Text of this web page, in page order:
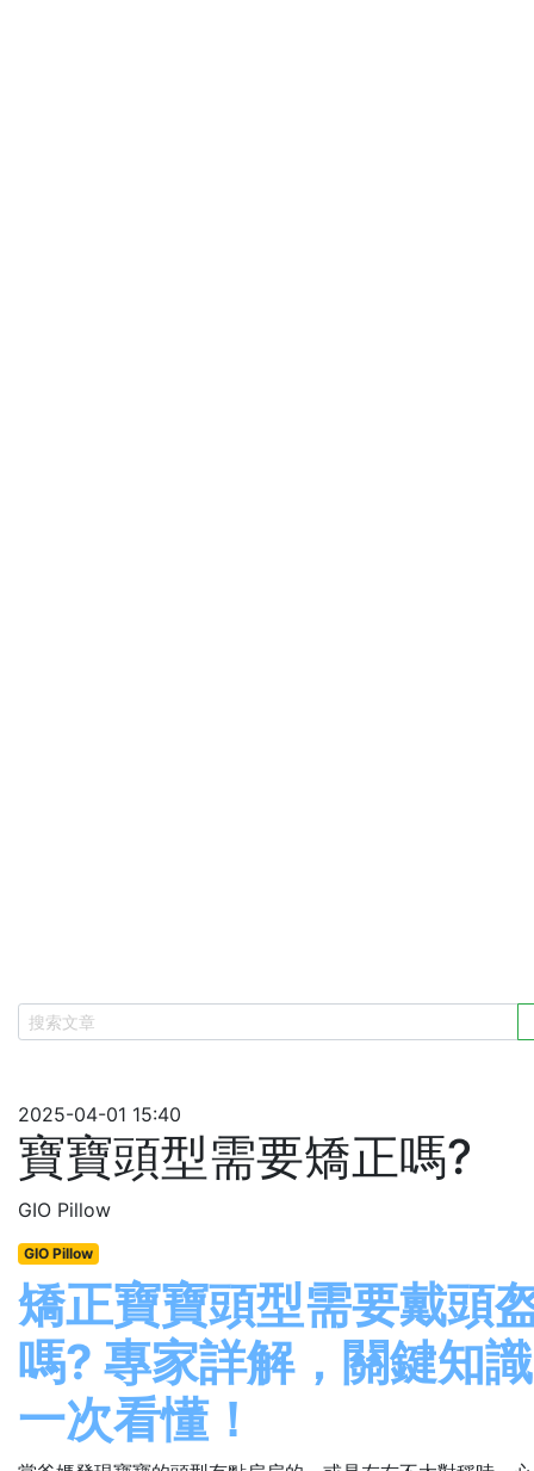
2025-04-01 15:40
寶寶頭型需要矯正嗎?
GIO Pillow
GIO Pillow
矯正寶寶頭型需要戴頭
嗎? 專家詳解，關鍵知識
一次看懂！